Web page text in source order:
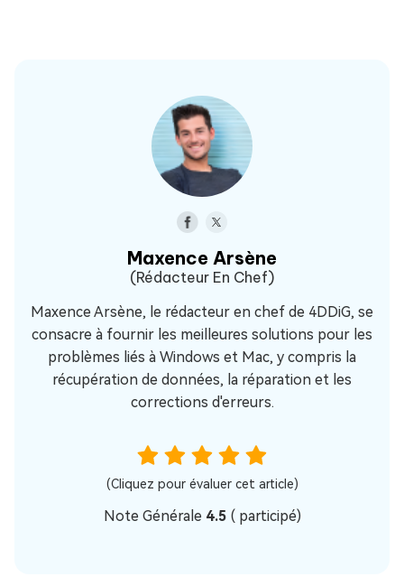
Maxence Arsène
(Rédacteur En Chef)
Maxence Arsène, le rédacteur en chef de 4DDiG, se
consacre à fournir les meilleures solutions pour les
problèmes liés à Windows et Mac, y compris la
récupération de données, la réparation et les
corrections d'erreurs.
(Cliquez pour évaluer cet article)
Note Générale 4.5 ( participé)